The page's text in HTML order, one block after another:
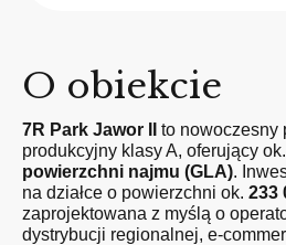
O obiekcie
7R Park Jawor II
to nowoczesny
produkcyjny klasy A, oferujący ok.
powierzchni najmu (GLA).
na działce o powierzchni ok. 233
zaprojektowana z myślą o
dystrybucji regionalnej, e-